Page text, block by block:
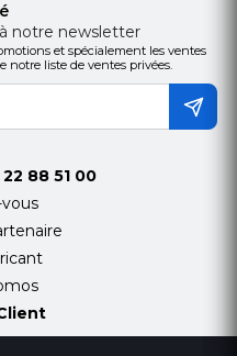
notre newsletter
et spécialement les ventes
notre liste de ventes privées.
22 88 51 00